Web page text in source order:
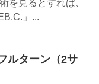
を見るとすれば、
」...
ルターン（2サ